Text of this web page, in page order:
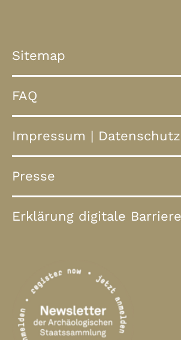
Sitemap
FAQ
Impressum | Datenschutz
Presse
Erklärung digitale